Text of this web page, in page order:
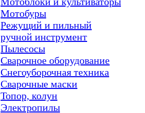
Мотобуры
Режущий и пильный
ручной инструмент
Пылесосы
Сварочное оборудование
Снегоуборочная техника
Сварочные маски
Топор, колун
Электропилы